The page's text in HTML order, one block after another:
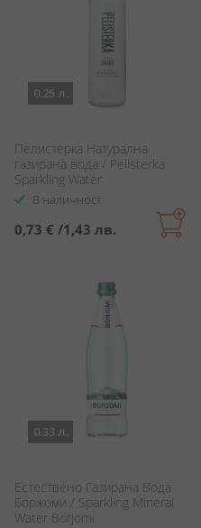
0.25 л.
Пелистерка Натурална
газирана вода / Pelisterka
Sparkling Water
В наличност
0,73 € /1,43 лв.
0.33 л.
Естествено Газирана Вода
Боржоми / Sparkling Mineral
Water Borjomi